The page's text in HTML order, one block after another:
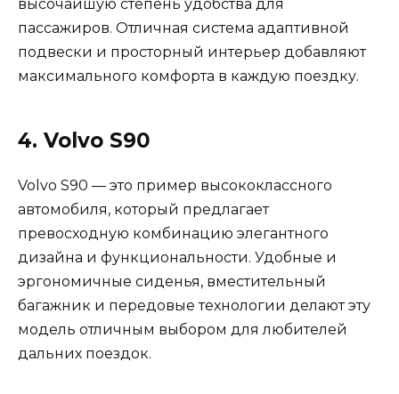
высочайшую степень удобства для
пассажиров. Отличная система адаптивной
подвески и просторный интерьер добавляют
максимального комфорта в каждую поездку.
4. Volvo S90
Volvo S90 — это пример высококлассного
автомобиля, который предлагает
превосходную комбинацию элегантного
дизайна и функциональности. Удобные и
эргономичные сиденья, вместительный
багажник и передовые технологии делают эту
модель отличным выбором для любителей
дальних поездок.